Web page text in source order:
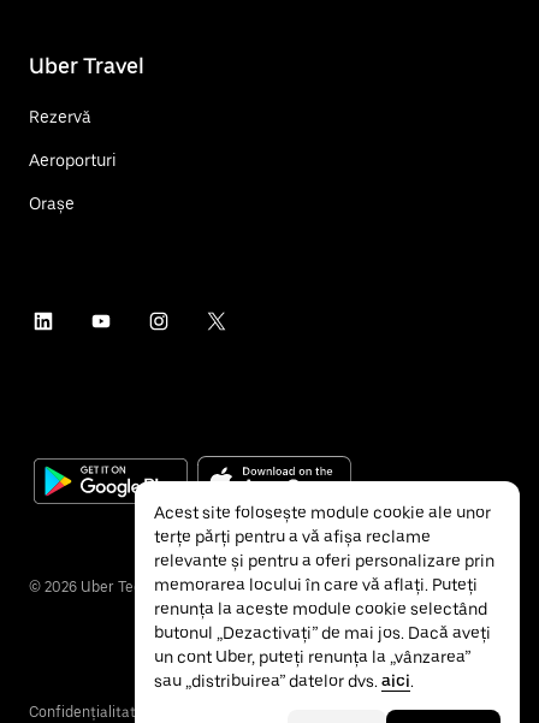
Uber Travel
Rezervă
Aeroporturi
Orașe
© 2026 Uber Technologies Inc.
Confidențialitate
Acest site folosește module cookie ale unor
terțe părți pentru a vă afișa reclame
relevante și pentru a oferi personalizare prin
memorarea locului în care vă aflați. Puteți
renunța la aceste module cookie selectând
butonul „Dezactivați” de mai jos. Dacă aveți
un cont Uber, puteți renunța la „vânzarea”
sau „distribuirea” datelor dvs. aici.